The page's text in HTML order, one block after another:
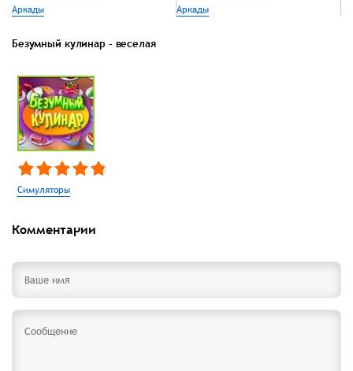
Аркады Аркады
Безумный кулинар - веселая
Симуляторы
Комментарии